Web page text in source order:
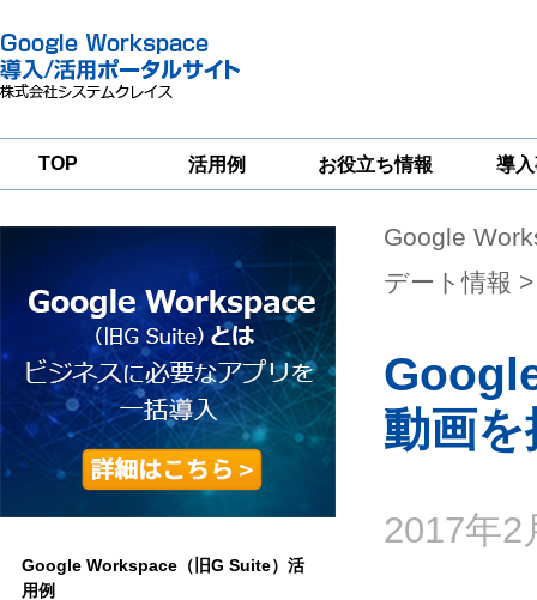
TOP 活用例 お役立ち情報
一
導
グループウェア
移行支援
Google
Workspace
セキュリティ
対策サービス
Google Workspace（旧G Suite）活
用例
Google
デート情報
動画
2017年2